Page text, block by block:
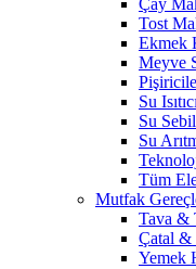
Çay
Tost
Ekmek
Meyve
Su
Su
Su
Tüm
Mutfak
Tava &
Çatal &
Yemek